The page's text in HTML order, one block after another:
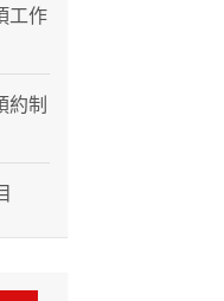
工作
約制